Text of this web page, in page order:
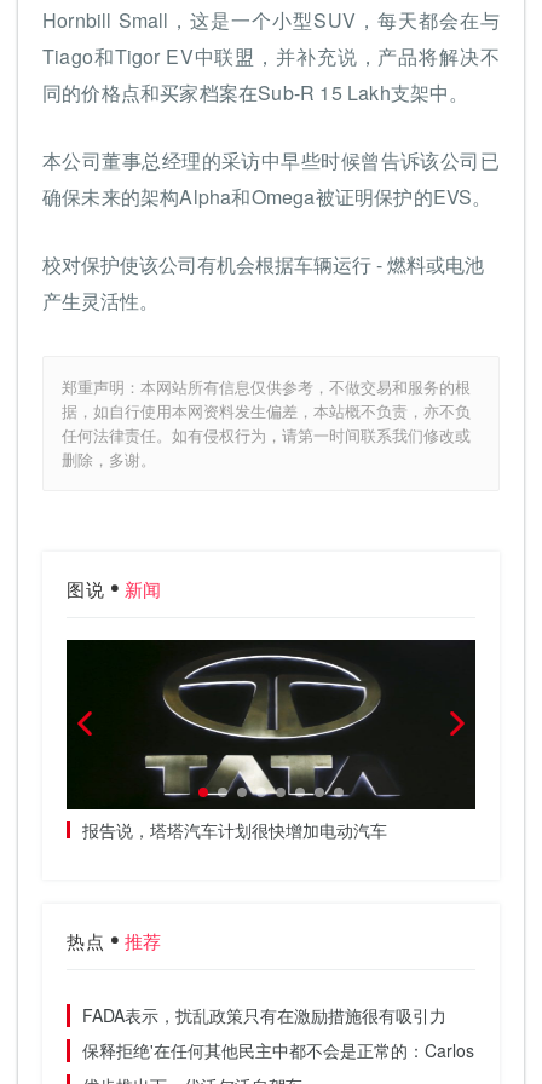
Hornbill Small，这是一个小型SUV，每天都会在与
Tiago和Tigor EV中联盟，并补充说，产品将解决不
同的价格点和买家档案在Sub-R 15 Lakh支架中。
本公司董事总经理的采访中早些时候曾告诉该公司已
确保未来的架构Alpha和Omega被证明保护的EVS。
校对保护使该公司有机会根据车辆运行 - 燃料或电池
产生灵活性。
郑重声明：本网站所有信息仅供参考，不做交易和服务的根
据，如自行使用本网资料发生偏差，本站概不负责，亦不负
任何法律责任。如有侵权行为，请第一时间联系我们修改或
删除，多谢。
图说 新闻
报告说，塔塔汽车计划很快增加电动汽车
热点 推荐
FADA表示，扰乱政策只有在激励措施很有吸引力
保释拒绝'在任何其他民主中都不会是正常的：Carlos Ghosn.